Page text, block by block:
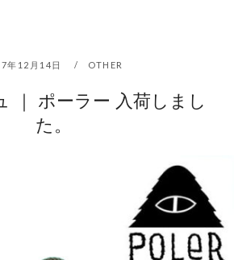
年12月14日 OTHER
｜ ポーラー 入荷しまし
た。